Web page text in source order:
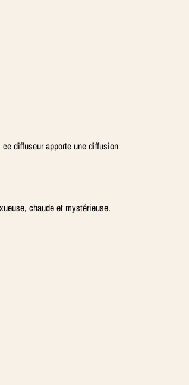
ce diffuseur apporte une diffusion
chaude et mystérieuse.